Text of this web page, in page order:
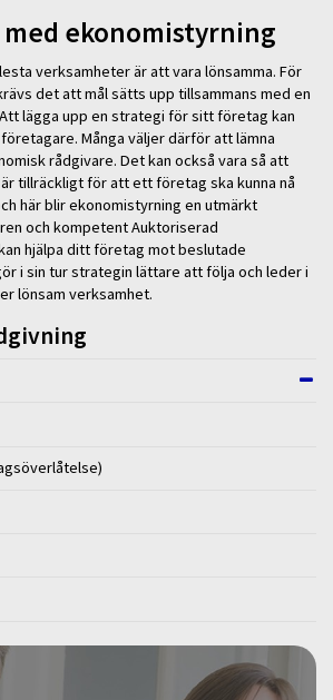
ekonomistyrning
verksamheter är att vara lönsamma. För
det att mål sätts upp tillsammans med en
lägga upp en strategi för sitt företag kan
Många väljer därför att lämna
rådgivare. Det kan också vara så att
tillräckligt för att ett företag ska kunna nå
här blir ekonomistyrning en utmärkt
och kompetent Auktoriserad
hjälpa ditt företag mot beslutade
i sin tur strategin lättare att följa och leder i
lönsam verksamhet.